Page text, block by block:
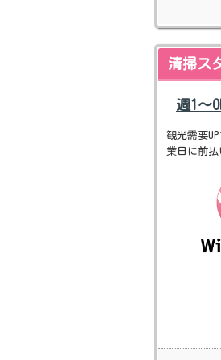
清掃ス
週1～
観光需要
業日に前払